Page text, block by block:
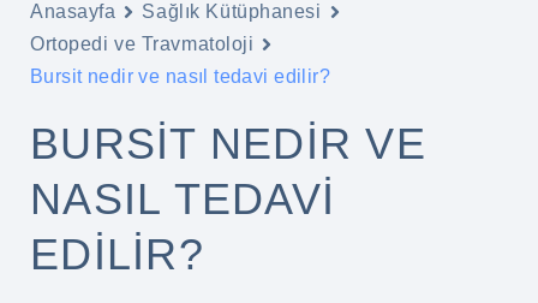
Anasayfa
Sağlık Kütüphanesi
Ortopedi ve Travmatoloji
Bursit nedir ve nasıl tedavi edilir?
BURSIT NEDIR VE
NASIL TEDAVI
EDILIR?